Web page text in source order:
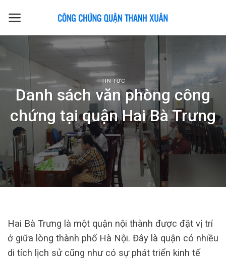
TIN TỨC
Danh sách văn phòng công
chứng tại quận Hai Bà Trưng
Hai Bà Trưng là một quận nội thành được đặt vị trí
ở giữa lòng thành phố Hà Nội. Đây là quận có nhiều
di tích lịch sử cũng như có sự phát triển kinh tế